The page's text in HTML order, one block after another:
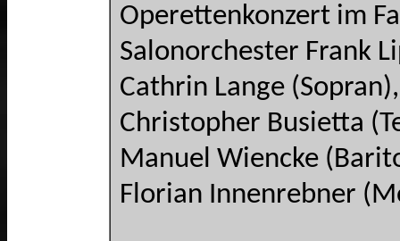
Operettenkonzert im
Salonorchester Frank
Cathrin Lange (Sopran),
Christopher Busietta
Manuel Wiencke
Florian Innenrebner